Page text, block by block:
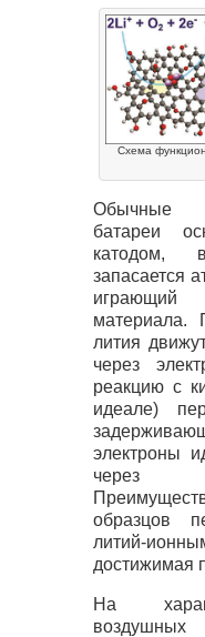
Схема
Обычные
батареи
катодом,
запасается
материала.
лития
через
реакцию с
идеале)
электроны
через
образцов
литий-
достижимая
На